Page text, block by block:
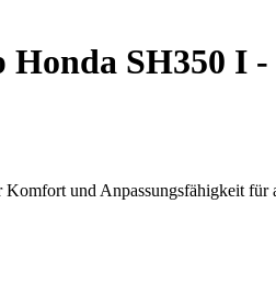
SH350 I -
und Anpassungsfähigkeit für